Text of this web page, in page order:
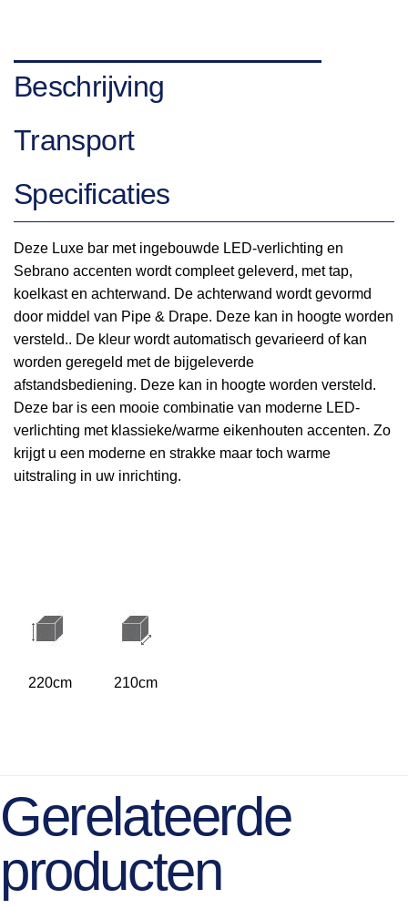
Beschrijving
Transport
Specificaties
Deze Luxe bar met ingebouwde LED-verlichting en
Sebrano accenten wordt compleet geleverd, met tap,
koelkast en achterwand. De achterwand wordt gevormd
door middel van Pipe & Drape. Deze kan in hoogte worden
versteld.. De kleur wordt automatisch gevarieerd of kan
worden geregeld met de bijgeleverde
afstandsbediening. Deze kan in hoogte worden versteld.
Deze bar is een mooie combinatie van moderne LED-
verlichting met klassieke/warme eikenhouten accenten. Zo
krijgt u een moderne en strakke maar toch warme
uitstraling in uw inrichting.
220cm 210cm
Gerelateerde
producten